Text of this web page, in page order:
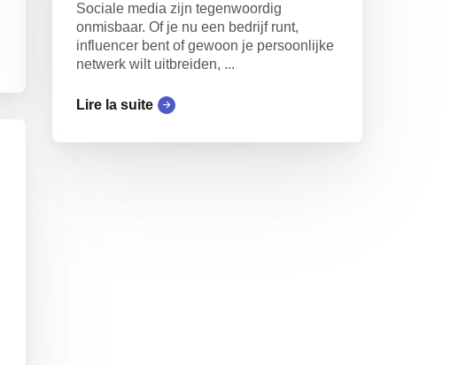
Sociale media zijn tegenwoordig
onmisbaar. Of je nu een bedrijf runt,
influencer bent of gewoon je persoonlijke
netwerk wilt uitbreiden, ...
Lire la suite